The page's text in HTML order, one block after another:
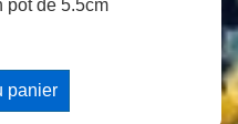
pot de 5.5cm
panier